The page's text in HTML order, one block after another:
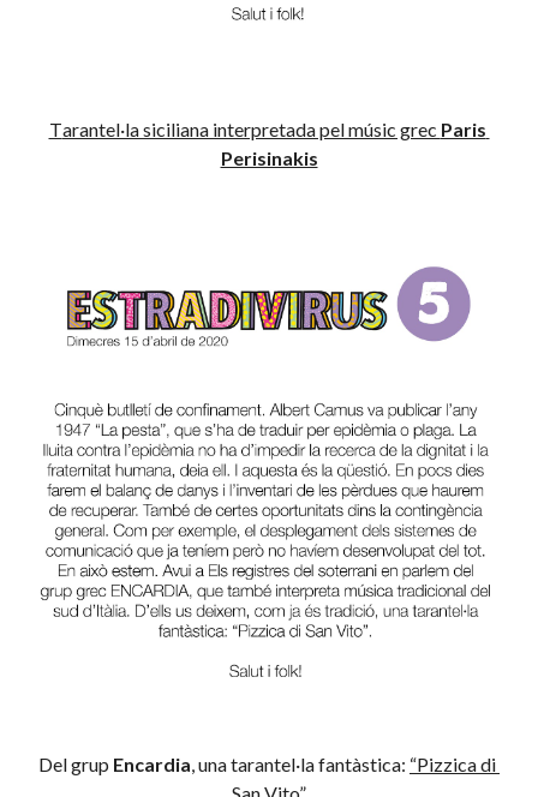
Tarantel·la siciliana interpretada pel músic grec Paris
Perisinakis
Del grup Encardia, una tarantel·la fantàstica: “Pizzica di